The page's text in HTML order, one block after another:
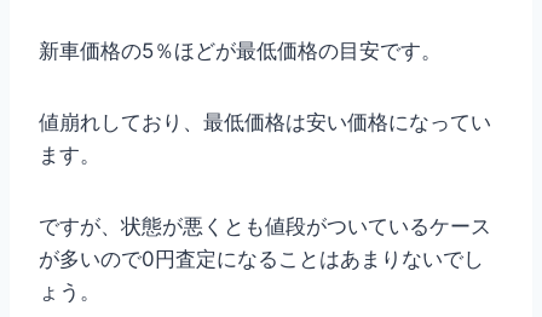
新車価格の5％ほどが最低価格の目安です。
値崩れしており、最低価格は安い価格になってい
ます。
ですが、状態が悪くとも値段がついているケース
が多いので0円査定になることはあまりないでし
ょう。